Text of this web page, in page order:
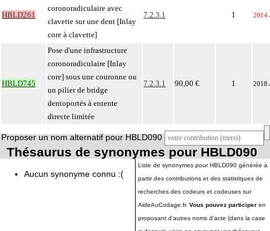
HBLD261
coronoradiculaire avec
clavette sur une dent [Inlay
core à clavette]
7.2.3.1 1 2014
HBLD745
Pose d'une infrastructure
coronoradiculaire [Inlay
core] sous une couronne ou
un pilier de bridge
dentoportés à entente
directe limitée
7.2.3.1 90,00 € 1 2018
Proposer un nom alternatif pour HBLD090
Thésaurus de synonymes pour HBLD090
Aucun synonyme connu :(
Liste de synonymes pour HBLD090 générée à
partir des contributions et des statistiques de
recherches des codeurs et codeuses sur
AideAuCodage.fr. Vous pouvez participer en
proposant d'autres noms d'acte (dans la case